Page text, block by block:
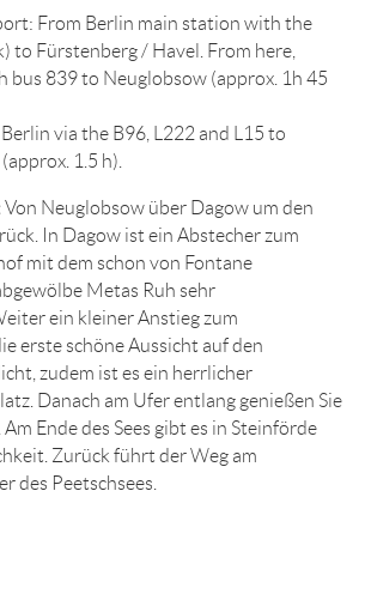
From Berlin main station with the
to Fürstenberg / Havel. From here,
bus 839 to Neuglobsow (approx. 1h 45
via the B96, L222 and L15 to
1.5 h).
Von Neuglobsow über Dagow um den
In Dagow ist ein Abstecher zum
mit dem schon von Fontane
Metas Ruh sehr
ein kleiner Anstieg zum
erste schöne Aussicht auf den
zudem ist es ein herrlicher
Danach am Ufer entlang genießen Sie
Ende des Sees gibt es in Steinförde
Zurück führt der Weg am
des Peetschsees.